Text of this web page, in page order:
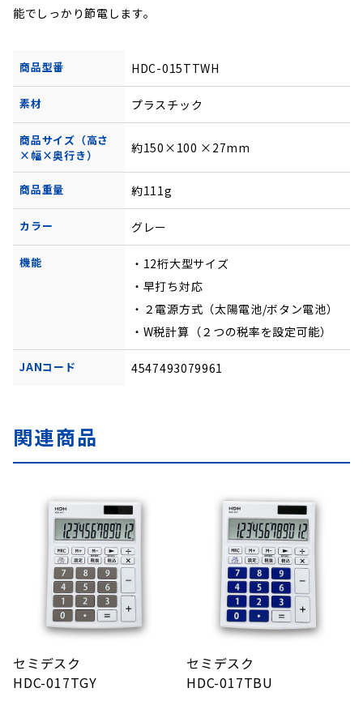
能でしっかり節電します。
商品型番 HDC-015TTWH
素材 プラスチック
商品サイズ（高さ
×幅×奥行き）
約150×100 ×27mm
商品重量 約111g
カラー グレー
機能
・12桁大型サイズ
・早打ち対応
・２電源方式（太陽電池/ボタン電池）
・W税計算（２つの税率を設定可能）
JANコード 4547493079961
関連商品
セミデスク
HDC-017TGY
セミデスク
HDC-017TBU